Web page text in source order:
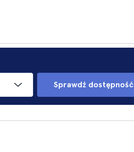
Sprawdź dostępność